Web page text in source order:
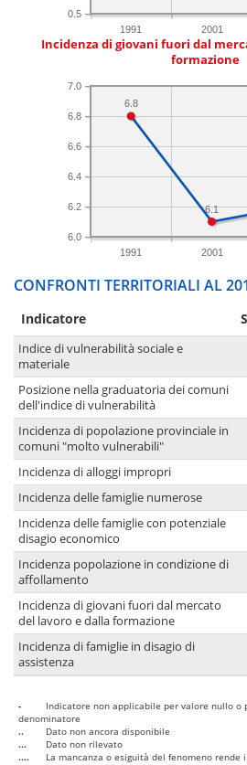
1991 2001
0.5
Incidenza di giovani fuori dal
formazione
1991 2001
6.0
6.2
6.4
6.6
6.8
7.0
6.1
6.8
CONFRONTI TERRITORIALI AL
Indicatore
Indice di vulnerabilità sociale e
materiale
Posizione nella graduatoria dei comuni
dell'indice di vulnerabilità
Incidenza di popolazione provinciale in
comuni "molto vulnerabili"
Incidenza di alloggi impropri
Incidenza delle famiglie numerose
Incidenza delle famiglie con potenziale
disagio economico
Incidenza popolazione in condizione di
affollamento
Incidenza di giovani fuori dal mercato
del lavoro e dalla formazione
Incidenza di famiglie in disagio di
assistenza
-
Indicatore non applicabile per valore nullo o
denominatore
..
Dato non ancora disponibile
...
Dato non rilevato
....
La mancanza o esiguità del fenomeno rende